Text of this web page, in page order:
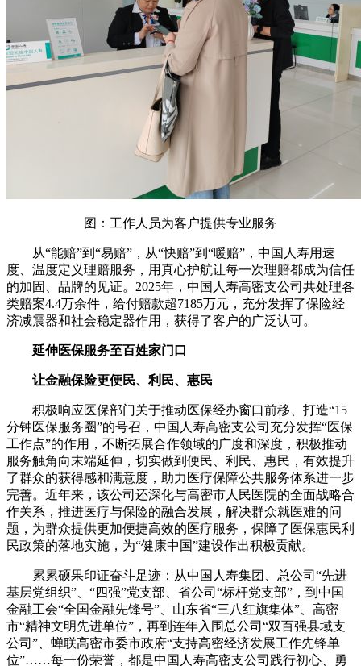
图：工作人员为客户提供专业服务
从“能赔”到“易赔”，从“快赔”到“暖赔”，中国人寿用速
度、温度定义理赔服务，用真心护航让每一次理赔都成为信任
的加固、品牌的见证。2025年，中国人寿高密支公司共处理各
类赔案4.4万余件，给付赔款超7185万元，充分发挥了保险经
济减震器和社会稳定器作用，获得了客户的广泛认可。
延伸医保服务至百姓家门口
让金融保险更便民、利民、惠民
积极响应医保部门关于推动医保经办窗口前移、打造“15
分钟医保服务圈”的号召，中国人寿高密支公司充分发挥“医保
工作点”的作用，不断拓展合作领域的广度和深度，积极推动
服务触角向末端延伸，切实做到便民、利民、惠民，有效提升
了群众的获得感和满意度，助力医疗保障公共服务体系进一步
完善。近年来，该公司还深化与高密市人民医院的全面战略合
作关系，推进医疗与保险的融合发展，解决群众就医难的问
题，为群众提供更加便捷高效的医疗服务，保障了医保惠民利
民政策的落地实施，为“健康中国”建设作出积极贡献。
累累硕果印证奋斗足迹：从中国人寿集团、总公司“先进
基层党组织”、“四强”党支部、省公司“标杆党支部”，到中国
金融工会“全国金融先锋号”、山东省“三八红旗集体”、高密
市“精神文明先进单位”，再到连年入围总公司“双百强县域支
公司”、蝉联高密市委市政府“支持高密经济发展工作先锋单
位”……每一份荣誉，都是中国人寿高密支公司践行初心、勇